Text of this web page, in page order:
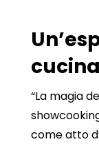
“La magia
come atto